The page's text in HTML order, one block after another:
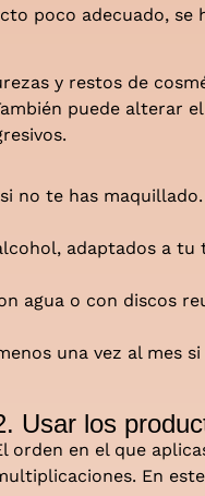
poco adecuado, se
y restos de
puede alterar
no te has maquillado.
adaptados a tu
agua o con discos
una vez al mes
Usar los
orden en el que
En